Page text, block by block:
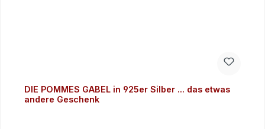
DIE POMMES GABEL in 925er Silber ... das etwas
andere Geschenk